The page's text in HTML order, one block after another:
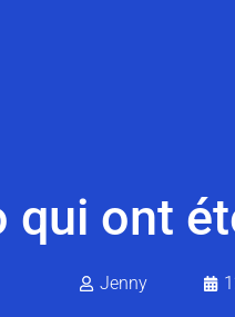
qui ont
Jenny